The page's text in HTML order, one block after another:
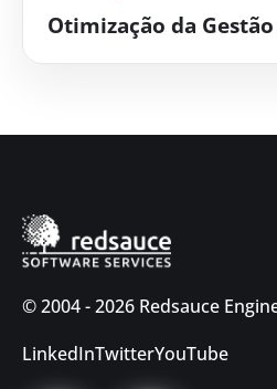
Otimização da
© 2004 - 2026 Redsauce
LinkedInTwitterYouTube